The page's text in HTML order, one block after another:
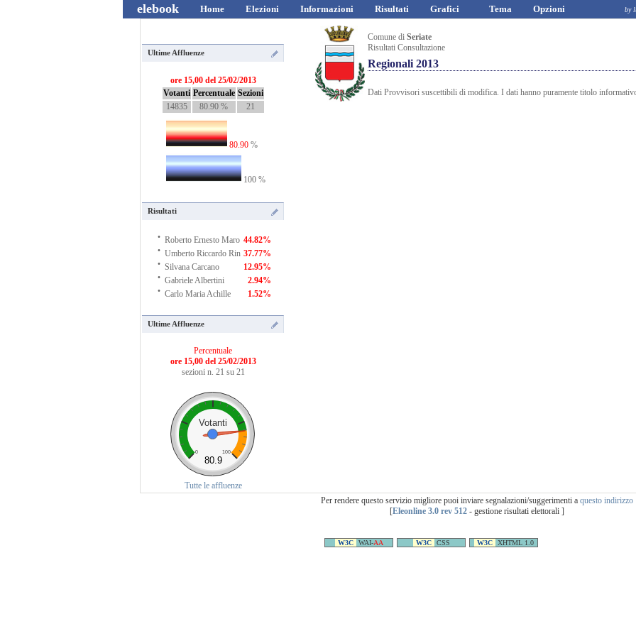
elebook Home Elezioni Informazioni Risultati Grafici Tema Opzioni by luciano
Ultime Affluenze
ore 15,00 del 25/02/2013
Votanti Percentuale Sezioni
14835
80.90 % 21
80.90 %
100 %
Risultati
· Roberto Ernesto Maro 44.82%
· Umberto Riccardo Rin 37.77%
· Silvana Carcano 12.95%
· Gabriele Albertini 2.94%
· Carlo Maria Achille 1.52%
Ultime Affluenze
Percentuale
ore 15,00 del 25/02/2013
sezioni n. 21 su 21
Votanti
0 100
80.9
Tutte le affluenze
Comune di Seriate
Risultati Consultazione
Regionali 2013
Dati Provvisori suscettibili di modifica. I dati hanno puramente titolo
Per rendere questo servizio migliore puoi inviare segnalazioni/suggerimenti a questo indirizzo
[Eleonline 3.0 rev 512 - gestione risultati elettorali ]
W3C WAI-AA W3C CSS W3C XHTML 1.0